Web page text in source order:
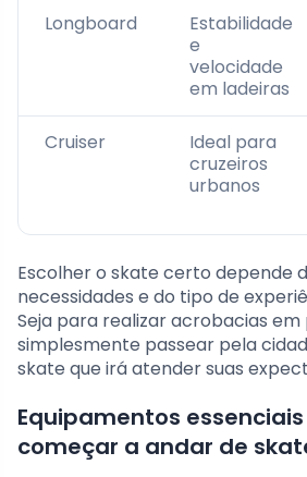
Longboard
Estabilidade
e
velocidade
em ladeiras
Cruiser
Ideal para
cruzeiros
urbanos
Escolher o skate certo depende
necessidades e do tipo de
Seja para realizar acrobacias em
simplesmente passear pela
skate que irá atender suas
Equipamentos
começar a andar de